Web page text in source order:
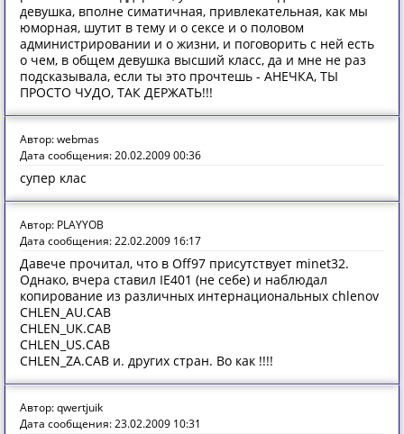
девушка, вполне симатичная, привлекательная, как мы
юморная, шутит в тему и о сексе и о половом
администрировании и о жизни, и поговорить с ней есть
о чем, в общем девушка высший класс, да и мне не раз
подсказывала, если ты это прочтешь - АНЕЧКА, ТЫ
ПРОСТО ЧУДО, ТАК ДЕРЖАТЬ!!!
Автор: webmas
Дата сообщения: 20.02.2009 00:36
супер клас
Автор: PLAYYOB
Дата сообщения: 22.02.2009 16:17
Давече прочитал, что в Off97 присутствует minet32.
Однако, вчера ставил IE401 (не себе) и наблюдал
копирование из различных интернациональных chlenov
CHLEN_AU.CAB
CHLEN_UK.CAB
CHLEN_US.CAB
CHLEN_ZA.CAB и. других стран. Во как !!!!
Автор: qwertjuik
Дата сообщения: 23.02.2009 10:31